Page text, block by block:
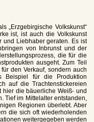
„Erzgebirgische Volkskunst“
ist, ist auch die Volkskunst
und Liebhaber geraten. Es ist
von Inbrunst und der
die für die
ausgeht. Zum Teil
den Verkauf, sondern auch
Beispiel für die Produktion
auf die Trachtenstickereien
die bäuerliche Weiß- und
Tief im Mittelalter entstanden,
Regionen überlebt. Aber
die sich oft wiederholenden
weitergegeben werden